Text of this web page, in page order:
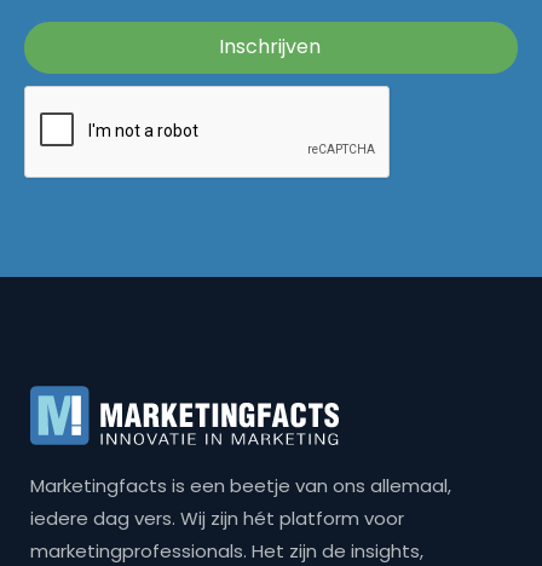
Marketingfacts is een beetje van ons allemaal,
iedere dag vers. Wij zijn hét platform voor
marketingprofessionals. Het zijn de insights,